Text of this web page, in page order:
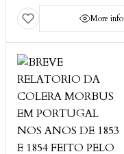
More info